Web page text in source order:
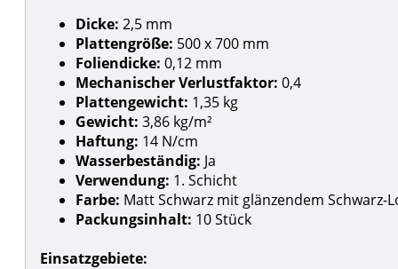
Dicke: 2,5 mm
Plattengröße: 500 x 700 mm
Foliendicke: 0,12 mm
Mechanischer Verlustfaktor: 0,4
Plattengewicht: 1,35 kg
Gewicht: 3,86 kg/m²
Haftung: 14 N/cm
Wasserbeständig: Ja
Verwendung: 1. Schicht
Farbe: Matt Schwarz mit glänzendem Schwarz-
Packungsinhalt: 10 Stück
Einsatzgebiete: